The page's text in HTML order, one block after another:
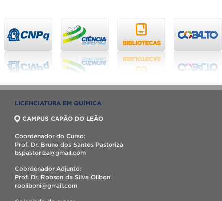
LICENCIATURA EM QUÍMICA
CAMPUS CAPÃO DO LEÃO
Coordenador do Curso:
Prof. Dr. Bruno dos Santos Pastoriza
bspastoriza@gmail.com
Coordenador Adjunto:
Prof. Dr. Robson da Silva Oliboni
rooliboni@gmail.com